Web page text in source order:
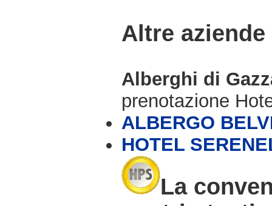
Altre
Alberghi di
prenotazione
ALBERGO
HOTEL
La